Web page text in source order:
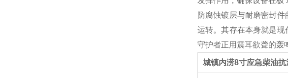
防腐蚀镀层与耐磨密封
运转。其存在本身就是
守护者正用震耳欲聋的轰
城镇内涝8寸应急柴油抗